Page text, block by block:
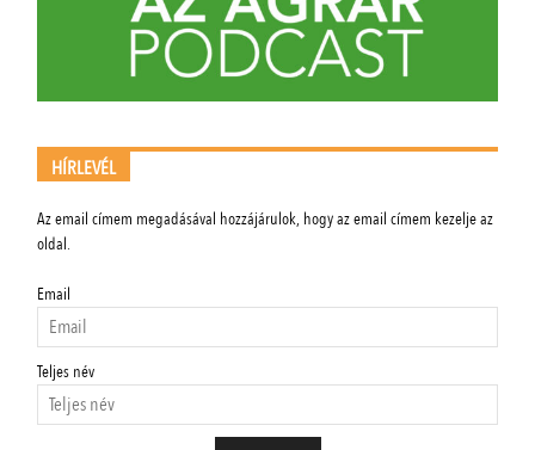
HÍRLEVÉL
Az email címem megadásával hozzájárulok, hogy az email címem kezelje az
oldal.
Email
Teljes név